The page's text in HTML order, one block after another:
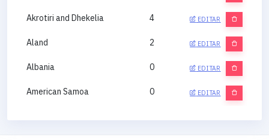
Akrotiri and Dhekelia 4 EDITAR
Aland 2 EDITAR
Albania 0 EDITAR
American Samoa 0 EDITAR